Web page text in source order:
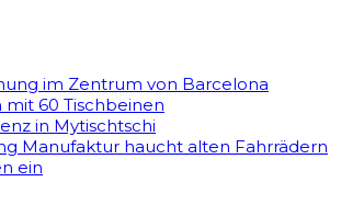
im Zentrum von Barcelona
mit 60 Tischbeinen
in Mytischtschi
Manufaktur haucht alten Fahrrädern
ein